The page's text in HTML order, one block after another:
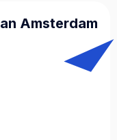
Amsterdam